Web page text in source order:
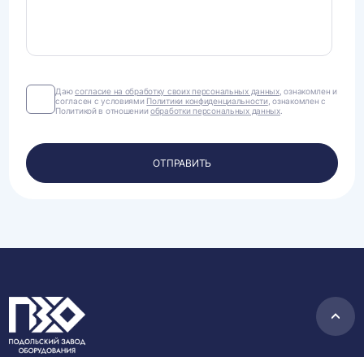
Даю
согласие
на
своих
персональных
данных.
Даюсогласие на обработку своих персональных данных, ознакомлен и
согласен с условиями Политики конфиденциальности , ознакомлен с
Политикой в отношенииобработки персональных данных.
ОТПРАВИТЬ
в